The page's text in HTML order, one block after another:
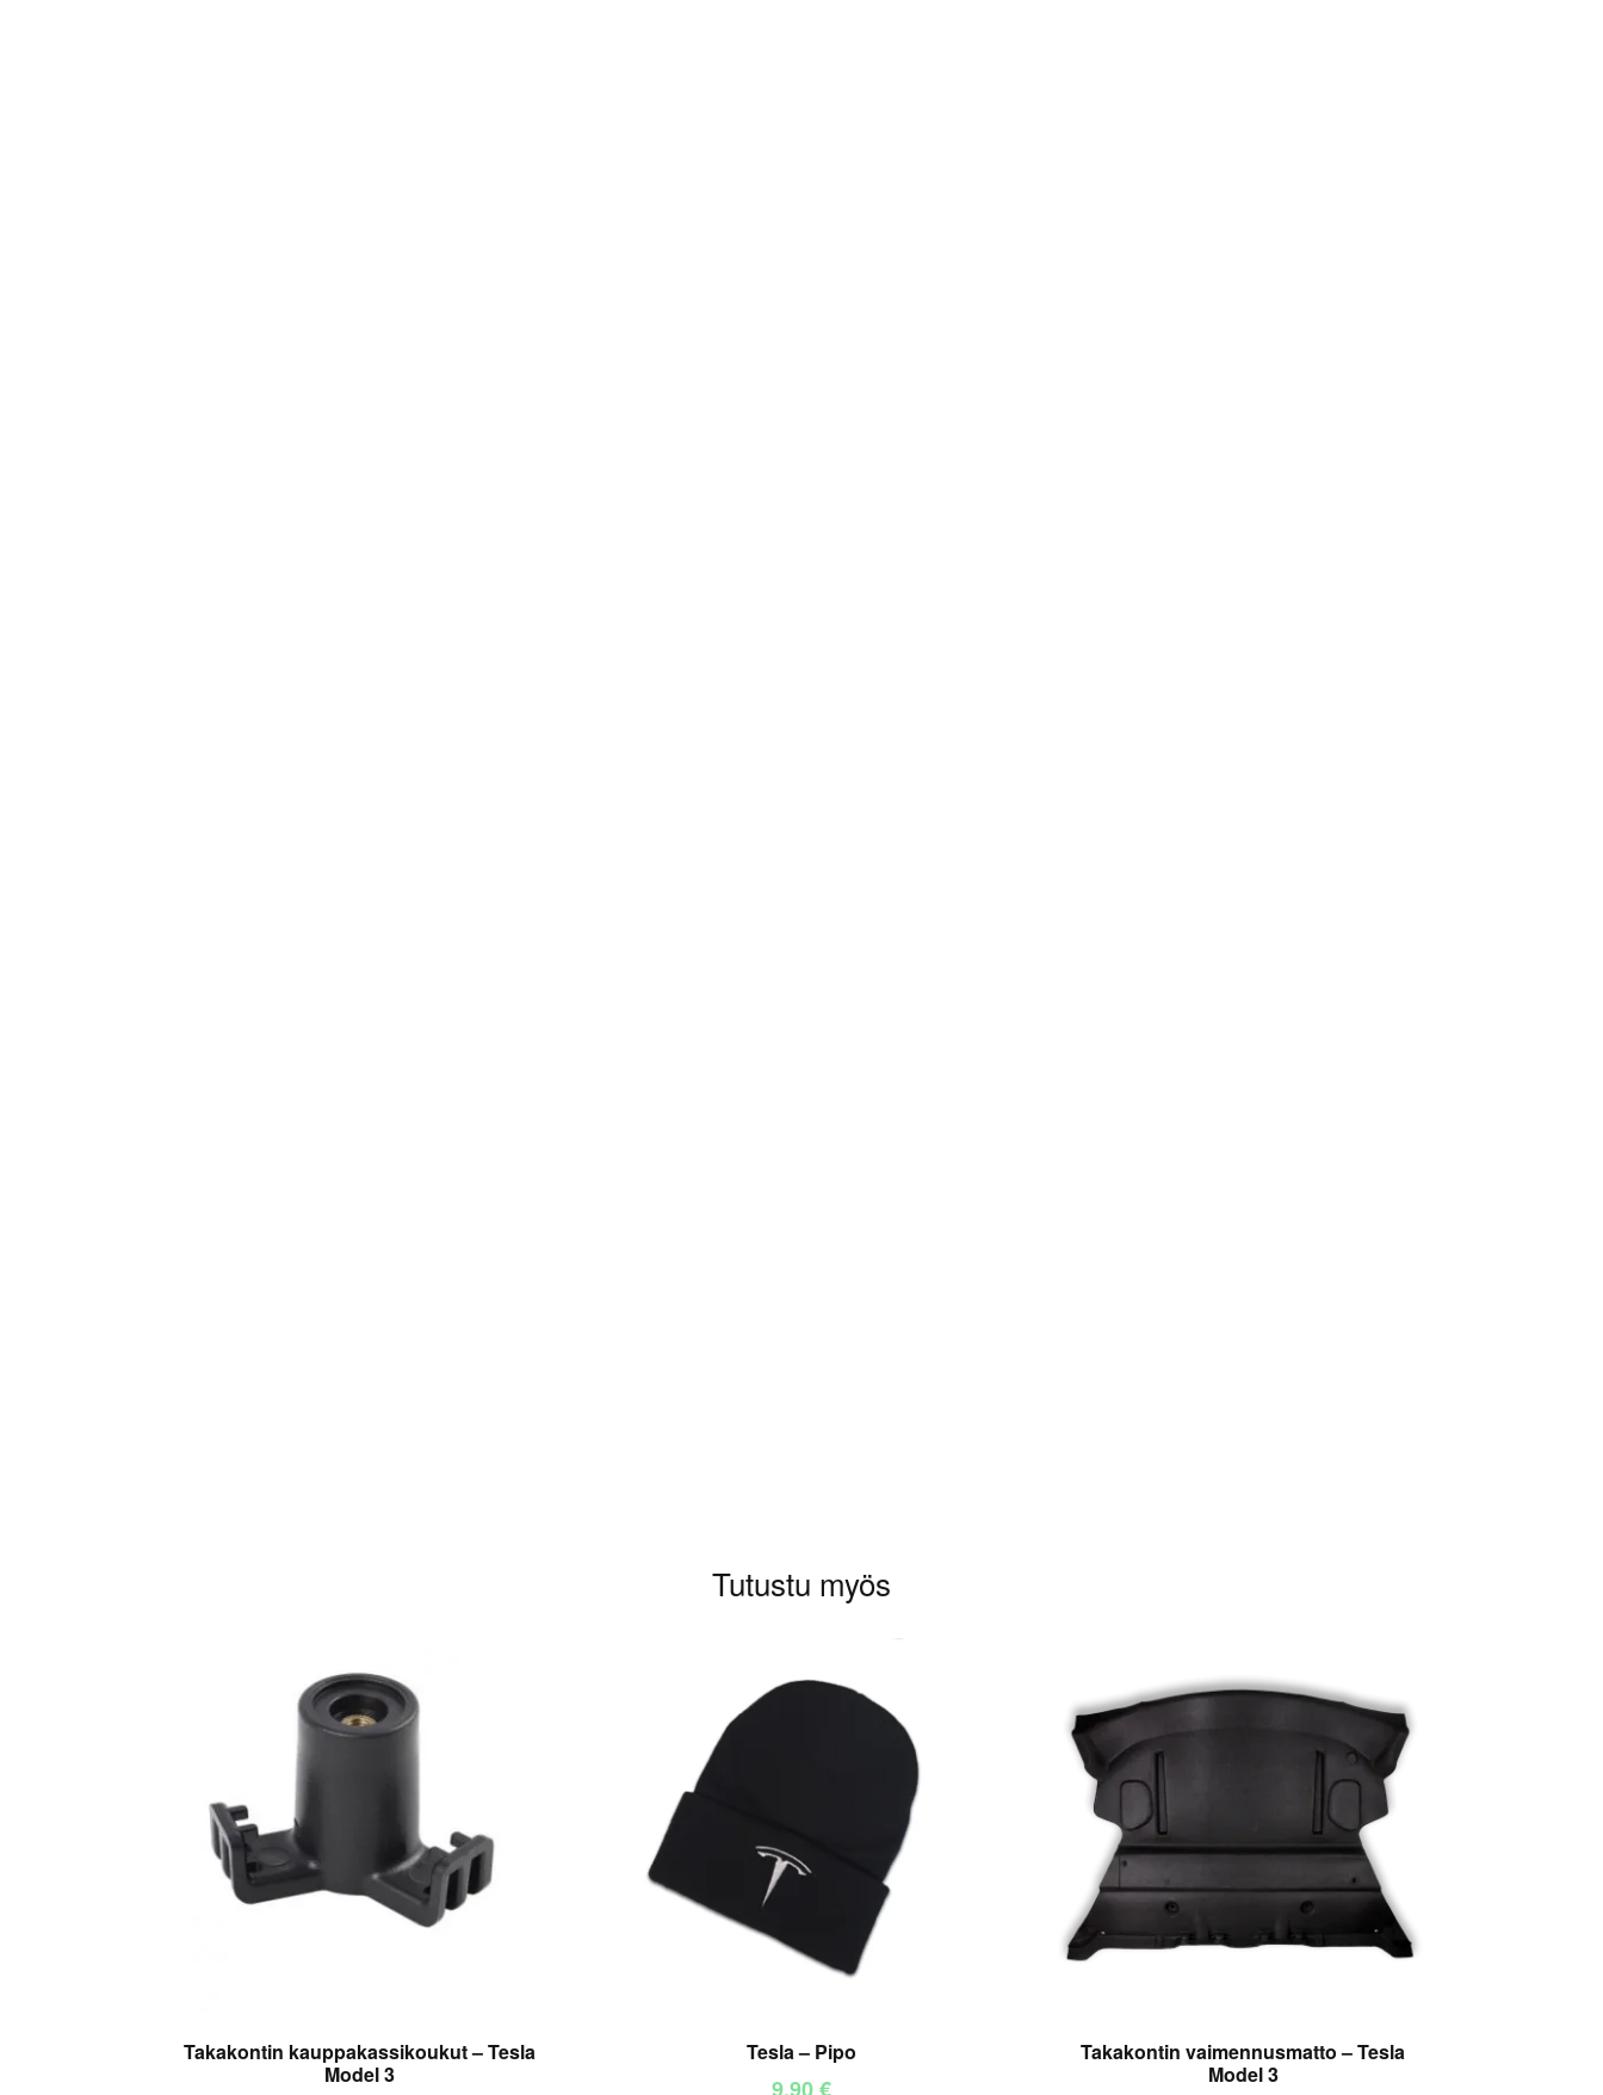
Tutustu myös
Takakontin kauppakassikoukut – Tesla
Model 3
Tesla – Pipo
Takakontin vaimennusmatto – Tesla
Model 3